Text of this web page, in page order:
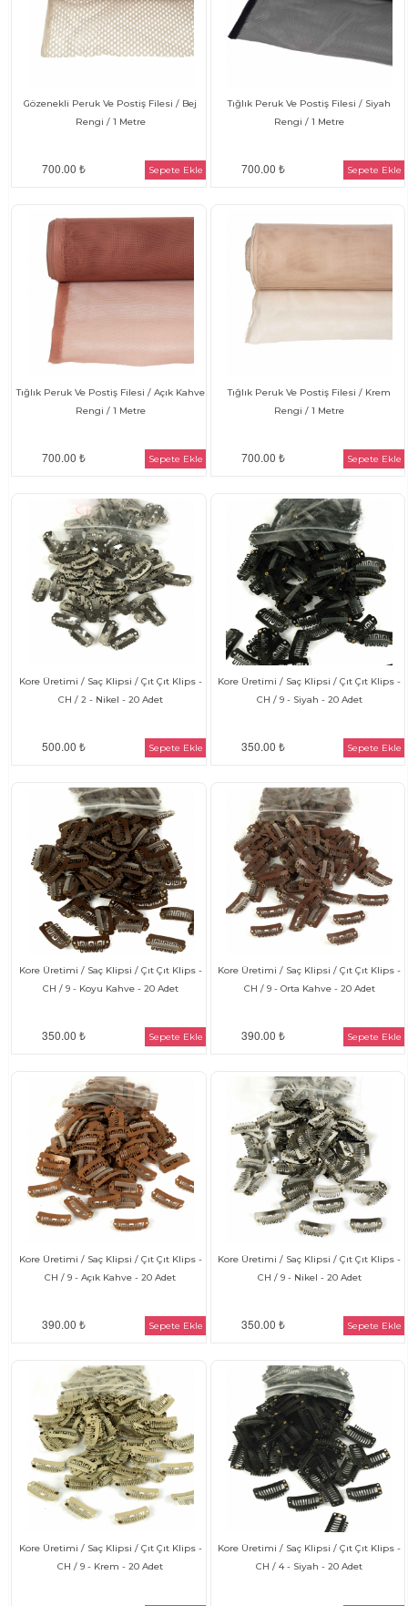
Gözenekli Peruk Ve Postiş Filesi / Bej
Rengi / 1 Metre
700.00 ₺ Sepete Ekle
Tığlık Peruk Ve Postiş Filesi / Siyah
Rengi / 1 Metre
700.00 ₺ Sepete Ekle
Tığlık Peruk Ve Postiş Filesi / Açık Kahve
Rengi / 1 Metre
700.00 ₺ Sepete Ekle
Tığlık Peruk Ve Postiş Filesi / Krem
Rengi / 1 Metre
700.00 ₺ Sepete Ekle
Kore Üretimi / Saç Klipsi / Çıt Çıt Klips -
CH / 2 - Nikel - 20 Adet
500.00 ₺ Sepete Ekle
Kore Üretimi / Saç Klipsi / Çıt Çıt Klips -
CH / 9 - Siyah - 20 Adet
350.00 ₺ Sepete Ekle
Kore Üretimi / Saç Klipsi / Çıt Çıt Klips -
CH / 9 - Koyu Kahve - 20 Adet
350.00 ₺ Sepete Ekle
Kore Üretimi / Saç Klipsi / Çıt Çıt Klips -
CH / 9 - Orta Kahve - 20 Adet
390.00 ₺ Sepete Ekle
Kore Üretimi / Saç Klipsi / Çıt Çıt Klips -
CH / 9 - Açık Kahve - 20 Adet
390.00 ₺ Sepete Ekle
Kore Üretimi / Saç Klipsi / Çıt Çıt Klips -
CH / 9 - Nikel - 20 Adet
350.00 ₺ Sepete Ekle
Kore Üretimi / Saç Klipsi / Çıt Çıt Klips -
CH / 9 - Krem - 20 Adet
Kore Üretimi / Saç Klipsi / Çıt Çıt Klips -
CH / 4 - Siyah - 20 Adet